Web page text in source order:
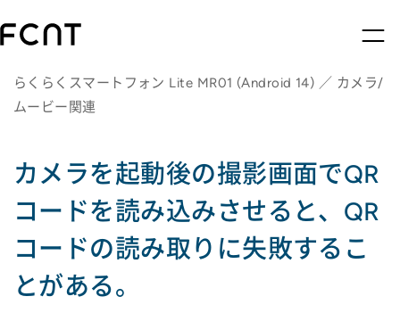
らくらくスマートフォン Lite MR01 (Android 14) ／ カメラ/
ムービー関連
カメラを起動後の撮影画面でQR
コードを読み込みさせると、QR
コードの読み取りに失敗するこ
とがある。